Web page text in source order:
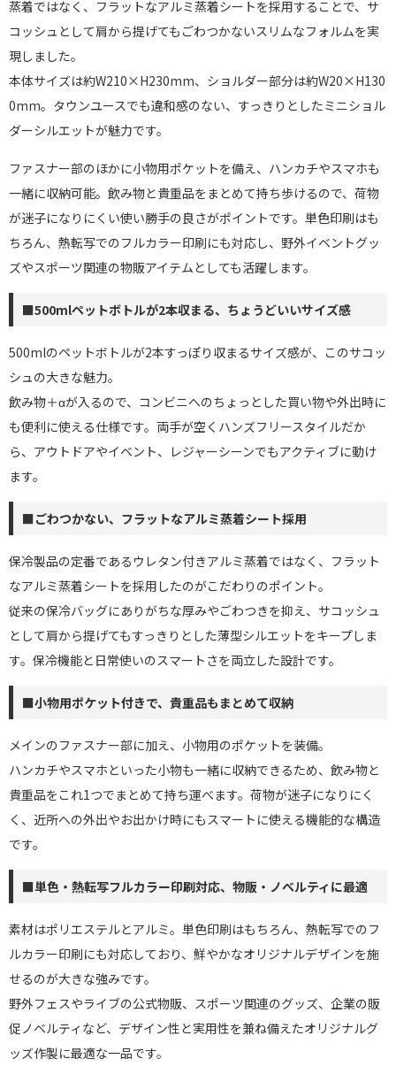
蒸着ではなく、フラットなアルミ蒸着シートを採用することで、サ
コッシュとして肩から提げてもごわつかないスリムなフォルムを実
現しました。
本体サイズは約W210×H230mm、ショルダー部分は約W20×H130
0mm。タウンユースでも違和感のない、すっきりとしたミニショル
ダーシルエットが魅力です。
ファスナー部のほかに小物用ポケットを備え、ハンカチやスマホも
一緒に収納可能。飲み物と貴重品をまとめて持ち歩けるので、荷物
が迷子になりにくい使い勝手の良さがポイントです。単色印刷はも
ちろん、熱転写でのフルカラー印刷にも対応し、野外イベントグッ
ズやスポーツ関連の物販アイテムとしても活躍します。
■500mlペットボトルが2本収まる、ちょうどいいサイズ感
500mlのペットボトルが2本すっぽり収まるサイズ感が、このサコッ
シュの大きな魅力。
飲み物＋αが入るので、コンビニへのちょっとした買い物や外出時に
も便利に使える仕様です。両手が空くハンズフリースタイルだか
ら、アウトドアやイベント、レジャーシーンでもアクティブに動け
ます。
■ごわつかない、フラットなアルミ蒸着シート採用
保冷製品の定番であるウレタン付きアルミ蒸着ではなく、フラット
なアルミ蒸着シートを採用したのがこだわりのポイント。
従来の保冷バッグにありがちな厚みやごわつきを抑え、サコッシュ
として肩から提げてもすっきりとした薄型シルエットをキープしま
す。保冷機能と日常使いのスマートさを両立した設計です。
■小物用ポケット付きで、貴重品もまとめて収納
メインのファスナー部に加え、小物用のポケットを装備。
ハンカチやスマホといった小物も一緒に収納できるため、飲み物と
貴重品をこれ1つでまとめて持ち運べます。荷物が迷子になりにく
く、近所への外出やお出かけ時にもスマートに使える機能的な構造
です。
■単色・熱転写フルカラー印刷対応、物販・ノベルティに最適
素材はポリエステルとアルミ。単色印刷はもちろん、熱転写でのフ
ルカラー印刷にも対応しており、鮮やかなオリジナルデザインを施
せるのが大きな強みです。
野外フェスやライブの公式物販、スポーツ関連のグッズ、企業の販
促ノベルティなど、デザイン性と実用性を兼ね備えたオリジナルグ
ッズ作製に最適な一品です。